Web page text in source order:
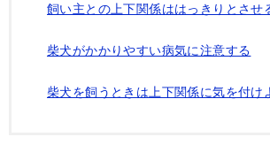
飼い主との上下関係ははっきりとさせ
柴犬がかかりやすい病気に注意する
柴犬を飼うときは上下関係に気を付け